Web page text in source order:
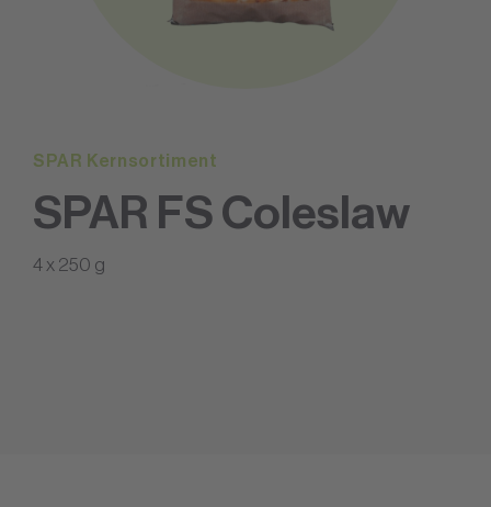
SPAR Kernsortiment
SPAR FS Coleslaw
4 x 250 g